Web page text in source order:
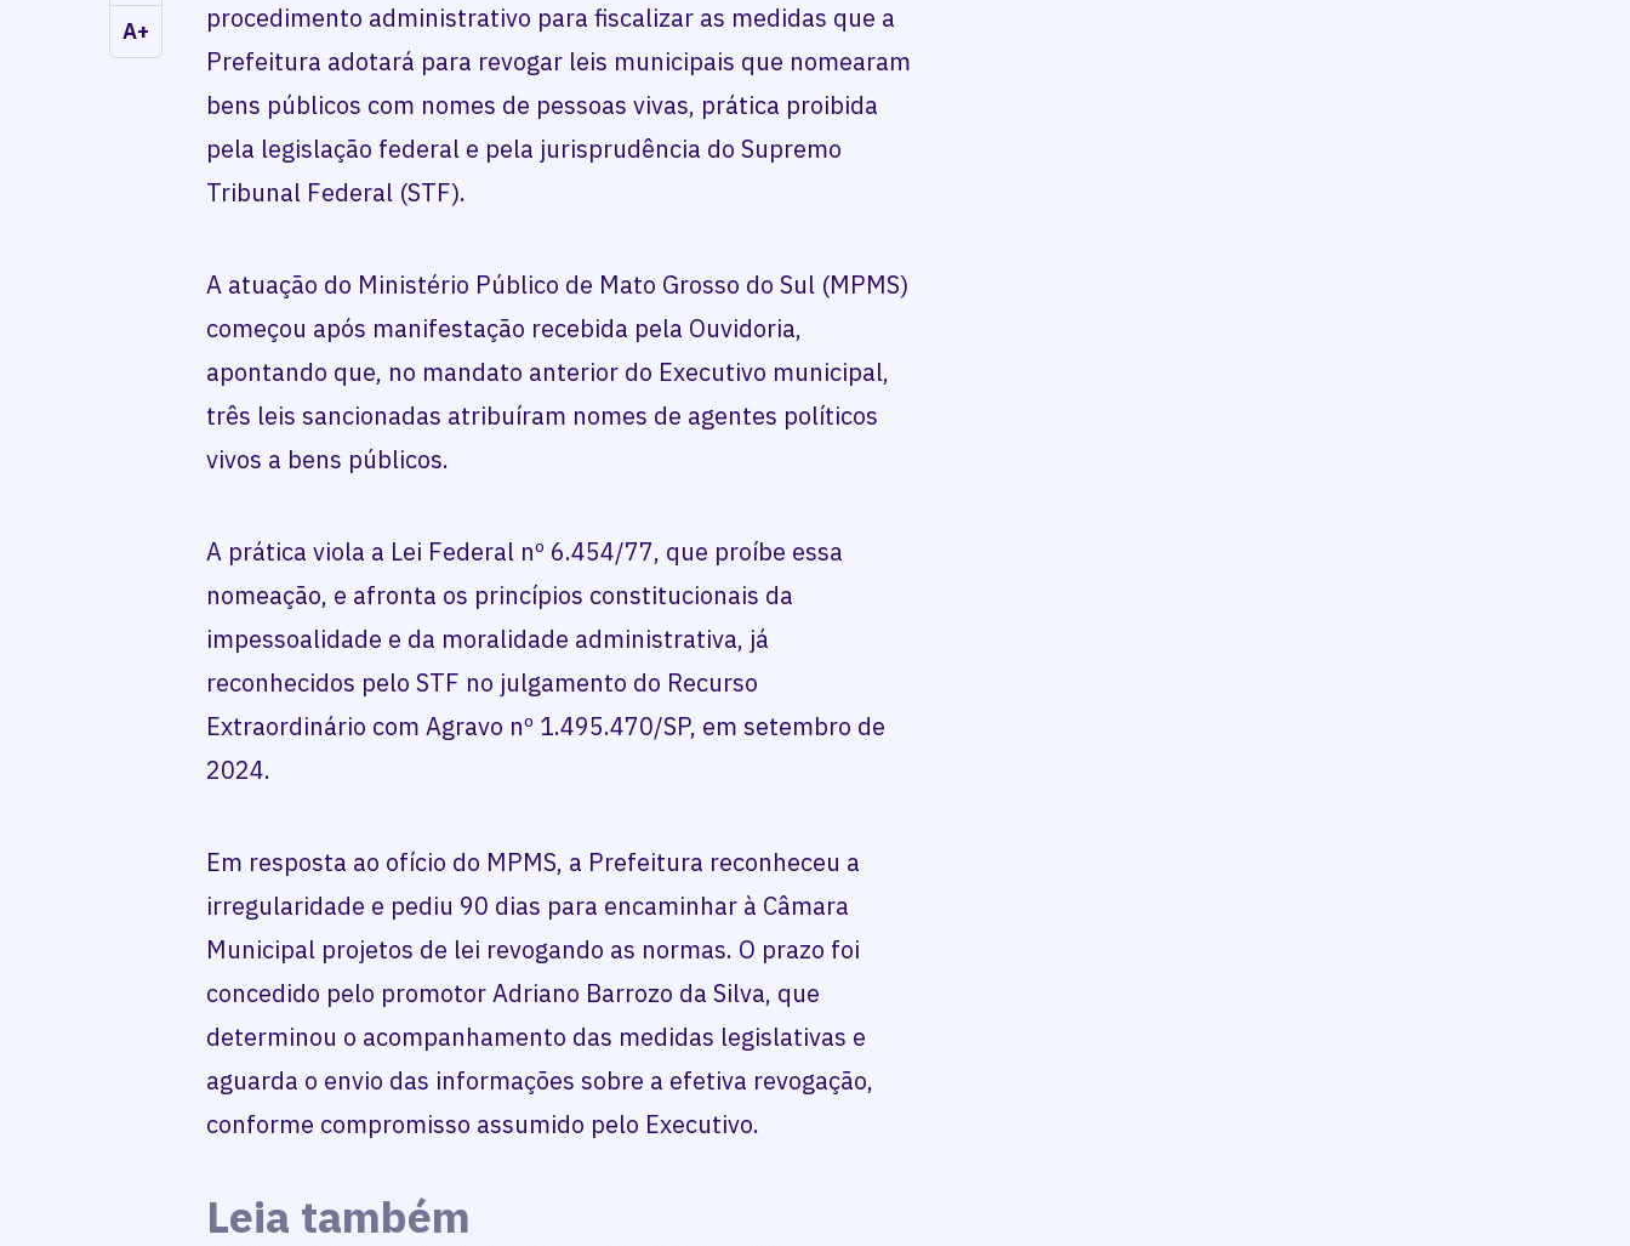
A+
procedimento administrativo para fiscalizar as medidas que a
Prefeitura adotará para revogar leis municipais que nomearam
bens públicos com nomes de pessoas vivas, prática proibida
pela legislação federal e pela jurisprudência do Supremo
Tribunal Federal (STF).
A atuação do Ministério Público de Mato Grosso do Sul (MPMS)
começou após manifestação recebida pela Ouvidoria,
apontando que, no mandato anterior do Executivo municipal,
três leis sancionadas atribuíram nomes de agentes políticos
vivos a bens públicos.
A prática viola a Lei Federal nº 6.454/77, que proíbe essa
nomeação, e afronta os princípios constitucionais da
impessoalidade e da moralidade administrativa, já
reconhecidos pelo STF no julgamento do Recurso
Extraordinário com Agravo nº 1.495.470/SP, em setembro de
2024.
Em resposta ao ofício do MPMS, a Prefeitura reconheceu a
irregularidade e pediu 90 dias para encaminhar à Câmara
Municipal projetos de lei revogando as normas. O prazo foi
concedido pelo promotor Adriano Barrozo da Silva, que
determinou o acompanhamento das medidas legislativas e
aguarda o envio das informações sobre a efetiva revogação,
conforme compromisso assumido pelo Executivo.
Leia também